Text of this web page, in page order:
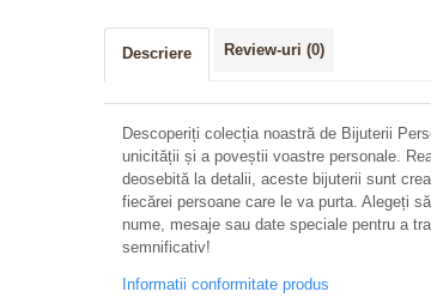
Descriere Review-uri (0)
Descoperiți colecția noastră de Bijuterii
unicității și a poveștii voastre personale.
deosebită la detalii, aceste bijuterii sunt
fiecărei persoane care le va purta. Alegeți
nume, mesaje sau date speciale pentru a
semnificativ!
Informatii conformitate produs